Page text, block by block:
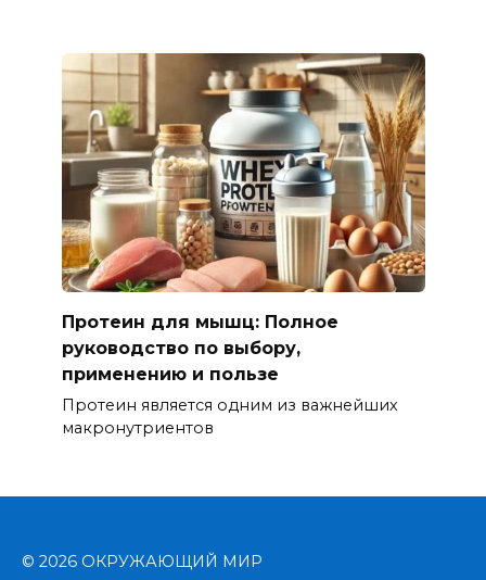
Протеин для мышц: Полное
руководство по выбору,
применению и пользе
Протеин является одним из важнейших
макронутриентов
© 2026 ОКРУЖАЮЩИЙ МИР